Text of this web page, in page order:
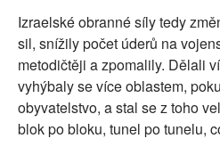
Izraelské obranné síly tedy
sil, snížily počet úderů na
metodičtěji a zpomalily. Dělali
vyhýbaly se více oblastem,
obyvatelstvo, a stal se z toho
blok po bloku, tunel po tunelu,